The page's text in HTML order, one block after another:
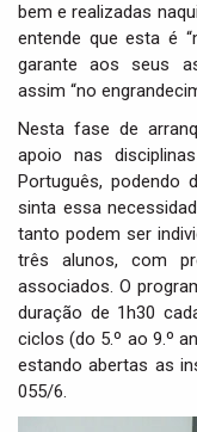
bem e realizadas
entende que esta é
garante aos seus
assim “no
Nesta fase de
apoio nas
Português, podendo
sinta essa
tanto podem ser
três alunos, com
associados. O
duração de 1h30
ciclos (do 5.º ao 9.º
estando abertas as
055/6.